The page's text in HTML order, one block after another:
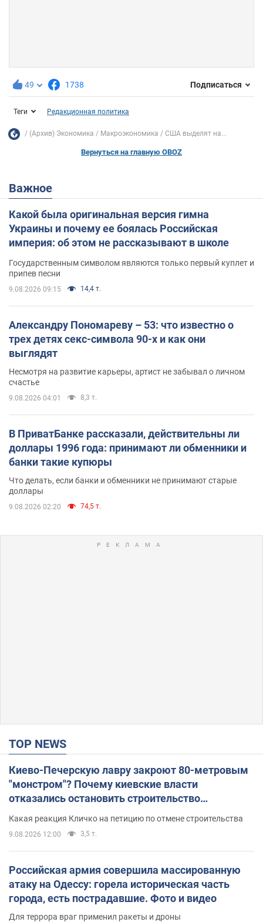
49 1738 Подписаться
Теги Редакционная политика
(Архив) Экономика Mакроэкономика США выделят на...
Вернуться на главную OBOZ
Важное
Какой была оригинальная версия гимна
Украины и почему ее боялась Российская
империя: об этом не рассказывают в школе
Государственным символом являются только первый куплет и
припев песни
9.08.2026 09:15 14,4 т.
Александру Пономареву – 53: что известно о
трех детях секс-символа 90-х и как они
выглядят
Несмотря на развитие карьеры, артист не забывал о личном
счастье
9.08.2026 04:01 8,3 т.
В ПриватБанке рассказали, действительны ли
доллары 1996 года: принимают ли обменники и
банки такие купюры
Что делать, если банки и обменники не принимают старые
доллары
9.08.2026 02:20 74,5 т.
TOP NEWS
Киево-Печерскую лавру закроют 80-метровым
"монстром"? Почему киевские власти
отказались остановить строительство
Какая реакция Кличко на петицию по отмене строительства
9.08.2026 12:00 3,5 т.
Российская армия совершила массированную
атаку на Одессу: горела историческая часть
города, есть пострадавшие. Фото и видео
Для террора враг применил ракеты и дроны